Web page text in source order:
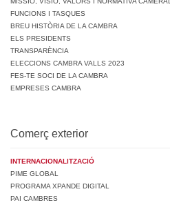
FUNCIONS I TASQUES
BREU HISTÒRIA DE LA CAMBRA
ELS PRESIDENTS
TRANSPARÈNCIA
ELECCIONS CAMBRA VALLS 2023
FES-TE SOCI DE LA CAMBRA
EMPRESES CAMBRA
Comerç exterior
INTERNACIONALITZACIÓ
PIME GLOBAL
PROGRAMA XPANDE DIGITAL
PAI CAMBRES